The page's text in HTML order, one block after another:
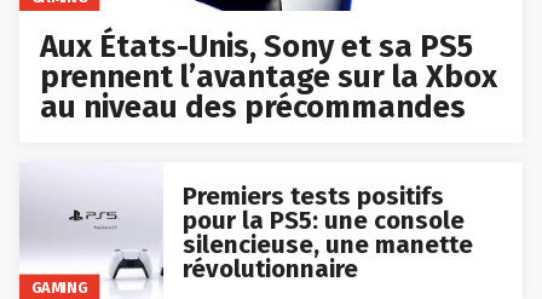
Aux États-Unis, Sony et sa PS5
prennent l’avantage sur la Xbox
au niveau des précommandes
GAMING
Premiers tests positifs
pour la PS5: une console
silencieuse, une manette
révolutionnaire